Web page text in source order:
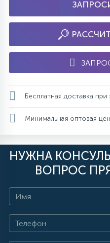
Бесплатная доставка
Минимальная оптовая
НУЖНА
ВОПРОС